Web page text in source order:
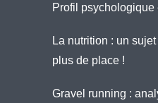
Profil psychologique
La nutrition : un
plus de place !
Gravel running :